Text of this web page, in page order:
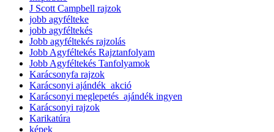
J Scott Campbell rajzok
jobb agyfélteke
jobb agyféltekés
Jobb agyféltekés rajzolás
Jobb Agyféltekés Rajztanfolyam
Jobb Agyféltekés Tanfolyamok
Karácsonyfa rajzok
Karácsonyi ajándék_akció
Karácsonyi meglepetés_ajándék ingyen
Karácsonyi rajzok
Karikatúra
képek